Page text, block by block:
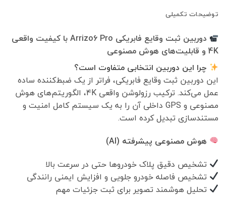
توضیحات تکمیلی
دوربین ثبت وقایع فابریکی Arrizo6 Pro با کیفیت واقعی
4K و قابلیت‌های هوش مصنوعی
چرا این دوربین انتخابی متفاوت است؟
این دوربین ثبت وقایع فابریکی، فراتر از یک ضبط‌کننده ساده
عمل می‌کند. ترکیب رزولوشن واقعی 4K، الگوریتم‌های هوش
مصنوعی و GPS داخلی آن را به یک سیستم کامل امنیت و
مستندسازی تبدیل کرده است.
هوش مصنوعی پیشرفته (AI)
تشخیص دقیق پلاک خودروها حتی در سرعت بالا
تشخیص فاصله خودرو جلویی و افزایش ایمنی رانندگی
تحلیل هوشمند تصویر برای ثبت جزئیات مهم